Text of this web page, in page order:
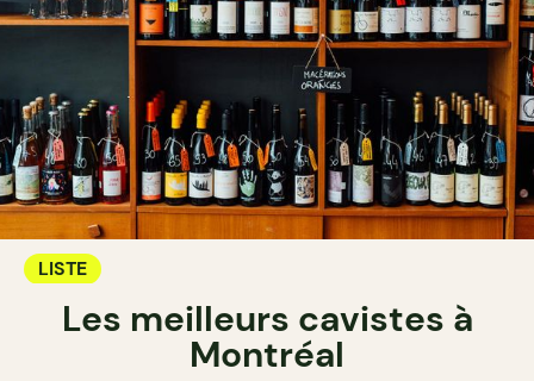
LISTE
Les meilleurs cavistes à
Montréal